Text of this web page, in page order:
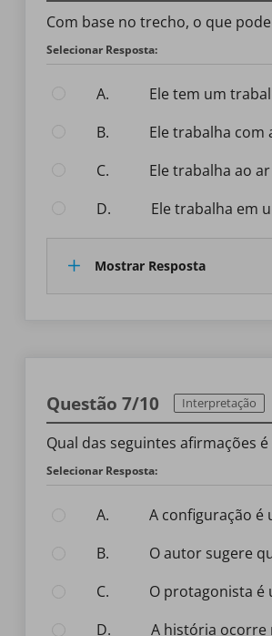
Com base no trecho, o que
Selecionar Resposta:
A.
Ele tem um
B.
Ele trabalha com
C.
Ele trabalha ao
D.
Ele trabalha em
Mostrar Resposta
Questão 7/10 Interpretação
Qual das seguintes afirmações
Selecionar Resposta:
A.
A configuração
B.
O autor sugere
C.
O protagonista
D.
A história